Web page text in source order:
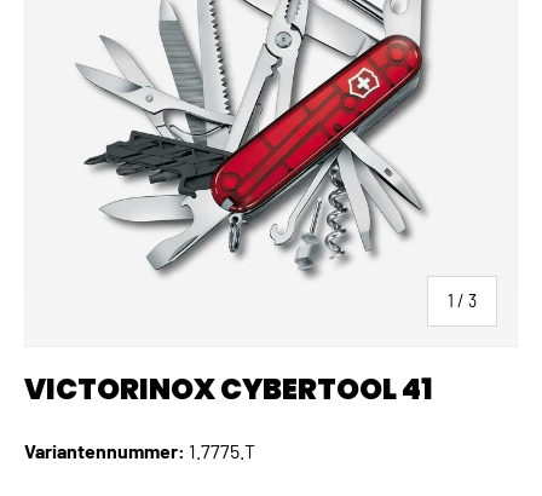
1 / von
3
VICTORINOX CYBERTOOL 41
Variantennummer: 1.7775.T